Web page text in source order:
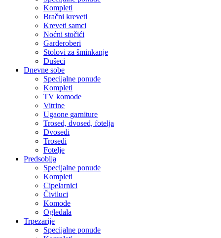
Kompleti
Bračni kreveti
Kreveti samci
Noćni stočići
Garderoberi
Stolovi za šminkanje
Dušeci
Dnevne sobe
Specijalne ponude
Kompleti
TV komode
Vitrine
Ugaone garniture
Trosed, dvosed, fotelja
Dvosedi
Trosedi
Fotelje
Predsoblja
Specijalne ponude
Kompleti
Cipelarnici
Čiviluci
Komode
Ogledala
Trpezarije
Specijalne ponude